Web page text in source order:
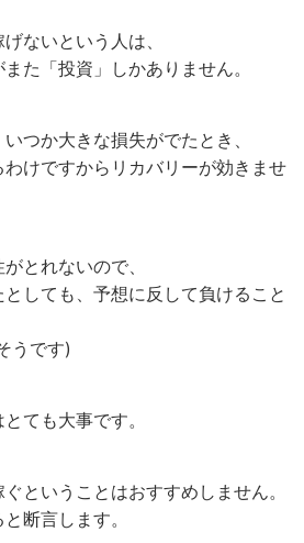
ないという人は、
た「投資」しかありません。
つか大きな損失がでたとき、
けですからリカバリーが効きませ
とれないので、
しても、予想に反して負けること
うです)
ても大事です。
ということはおすすめしません。
断言します。